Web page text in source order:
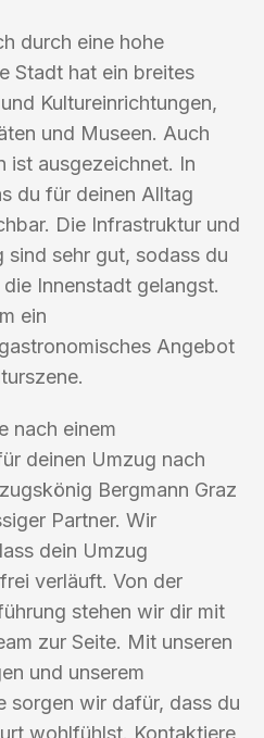
durch eine hohe
Stadt hat ein breites
Kultureinrichtungen,
und Museen. Auch
ist ausgezeichnet. In
du für deinen Alltag
Die Infrastruktur und
sind sehr gut, sodass du
Innenstadt gelangst.
ein
Angebot
nach einem
deinen Umzug nach
Bergmann Graz
Partner. Wir
dein Umzug
verläuft. Von der
stehen wir dir mit
zur Seite. Mit unseren
und unserem
sorgen wir dafür, dass du
wohlfühlst. Kontaktiere